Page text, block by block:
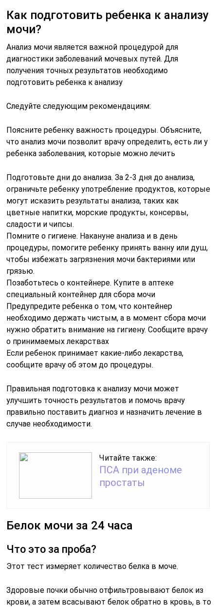
Как подготовить ребенка к анализу
мочи?
Анализ мочи является важной процедурой для
диагностики заболеваний мочевых путей. Для
получения точных результатов необходимо
подготовить ребенка к анализу
Следуйте следующим рекомендациям:
Поясните ребенку важность процедуры. Объясните,
что анализ мочи позволит врачу определить, есть ли у
ребенка заболевания, которые можно лечить
Подготовьте дни до анализа. За 2-3 дня до анализа,
ограничьте ребенку употребление продуктов, которые
могут исказить результаты анализа, таких как
цветные напитки, морские продукты, консервы,
сладости и чипсы.
Помните о гигиене. Накануне анализа и в день
процедуры, помогите ребенку принять ванну или душ,
чтобы избежать загрязнения мочи бактериями или
грязью.
Позаботьтесь о контейнере. Купите в аптеке
специальный контейнер для сбора мочи
Предупредите ребенка о том, что контейнер
необходимо держать чистым, а в момент сбора мочи
нужно обратить внимание на гигиену. Сообщите врачу
о принимаемых лекарствах
Если ребенок принимает какие-либо лекарства,
сообщите врачу об этом до процедуры.
Правильная подготовка к анализу мочи может
улучшить точность результатов и помочь врачу
правильно поставить диагноз и назначить лечение в
случае необходимости.
Читайте также:
ПСА при аденоме
простаты
Белок мочи за 24 часа
Что это за проба?
Этот тест измеряет количество белка в моче.
Здоровые почки обычно отфильтровывают белок из
крови, а затем всасывают белок обратно в кровь, в то